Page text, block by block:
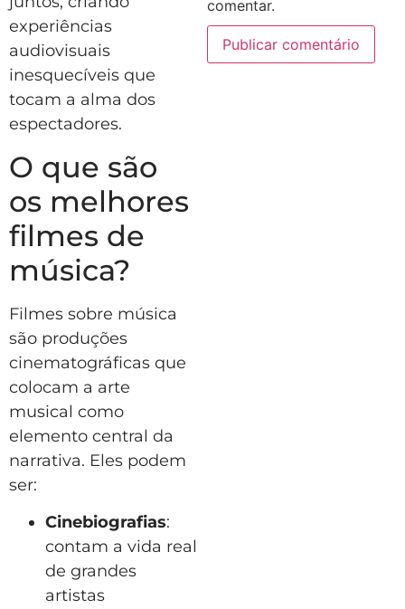
experiências
audiovisuais
inesquecíveis que
tocam a alma dos
espectadores.
O que são
os melhores
filmes de
música?
Filmes sobre música
são produções
cinematográficas que
colocam a arte
musical como
elemento central da
narrativa. Eles podem
ser:
Cinebiografias:
contam a vida real
de grandes
artistas
comentar.